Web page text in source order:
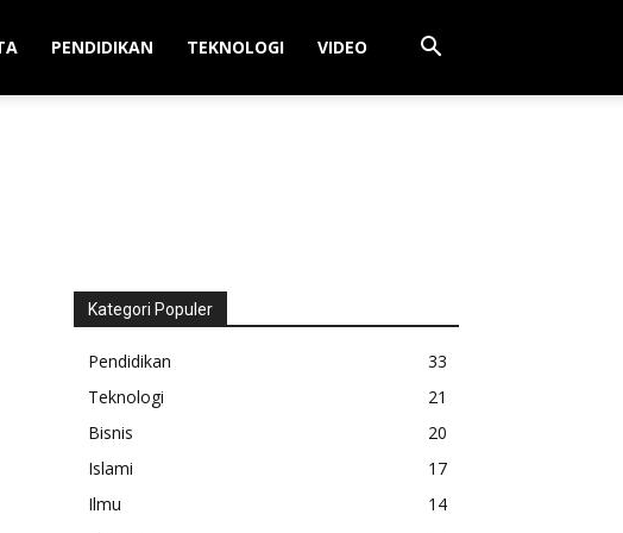
PENDIDIKAN TEKNOLOGI VIDEO
Kategori Populer
Pendidikan
33
Teknologi
21
Bisnis
20
Islami
17
Ilmu
14